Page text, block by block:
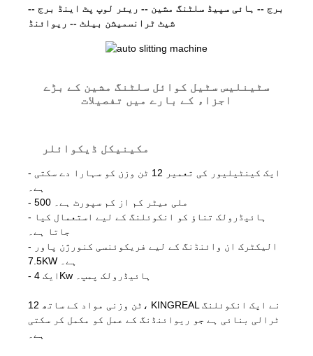
برج -- ہائی سپیڈ سلٹنگ مشین -- ریئر لوپ پٹ اینڈ برج --
شیٹ ٹرانسمیشن بیلٹ -- ریوائنڈ
سٹینلیس سٹیل کوائل سلٹنگ مشین کے بڑے
اجزاء کے بارے میں تفصیلات
مکینیکل ڈیکوائلر
- ایک کینٹیلیور کی تعمیر 12 ٹن وزن کو سہارا دے سکتی
ہے۔
- 500 ملی میٹر کم از کم سپورٹ ہے۔
- ہائیڈرولک تناؤ کو انکوئلنگ کے لیے استعمال کیا
جاتا ہے۔
- الیکٹرک ان وائنڈنگ کے لیے فریکوئنسی کنورژن پاور
7.5KW ہے۔
- ایک 4Kw ہائیڈرولک پمپ۔
12 ٹن وزنی مواد کے ساتھ، KINGREAL نے ایک انکوئلنگ
ٹرالی بنائی ہے جو ریوائنڈنگ کے عمل کو مکمل کر سکتی
ہے۔